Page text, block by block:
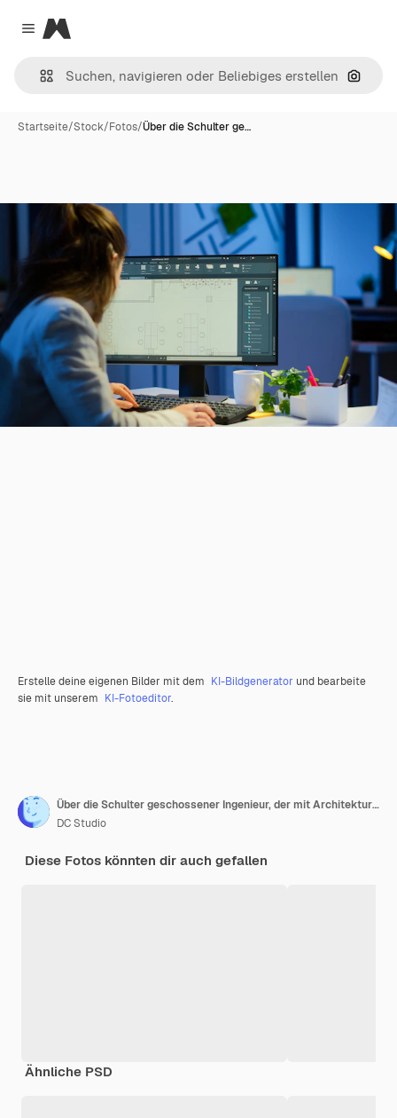
Close menu
Magnific
Nach
Startseite/Stock/Fotos/Über die Schulter ge…
Erstelle deine eigenen Bilder mit dem KI-Bildgenerator und bearbeite
sie mit unserem KI-Fotoeditor.
Über die Schulter geschossener Ingenieur, der mit Architekturplänen arbeitet, CAD-Software auf Desktop-Computer. Designer, der Architekturpläne von Gebäuden verwendet, die Überstunden machen, erstellen und studieren
DC Studio
Diese Fotos könnten dir auch gefallen
Ähnliche PSD